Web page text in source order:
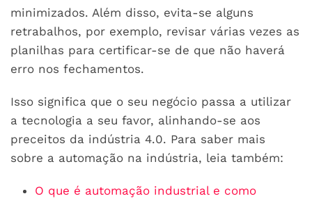
minimizados. Além disso, evita-se alguns
retrabalhos, por exemplo, revisar várias vezes as
planilhas para certificar-se de que não haverá
erro nos fechamentos.
Isso significa que o seu negócio passa a utilizar
a tecnologia a seu favor, alinhando-se aos
preceitos da indústria 4.0. Para saber mais
sobre a automação na indústria, leia também:
O que é automação industrial e como